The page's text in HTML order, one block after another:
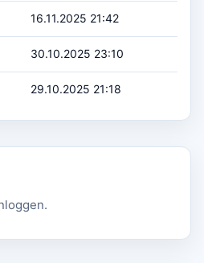
16.11.2025 21:42
30.10.2025 23:10
29.10.2025 21:18